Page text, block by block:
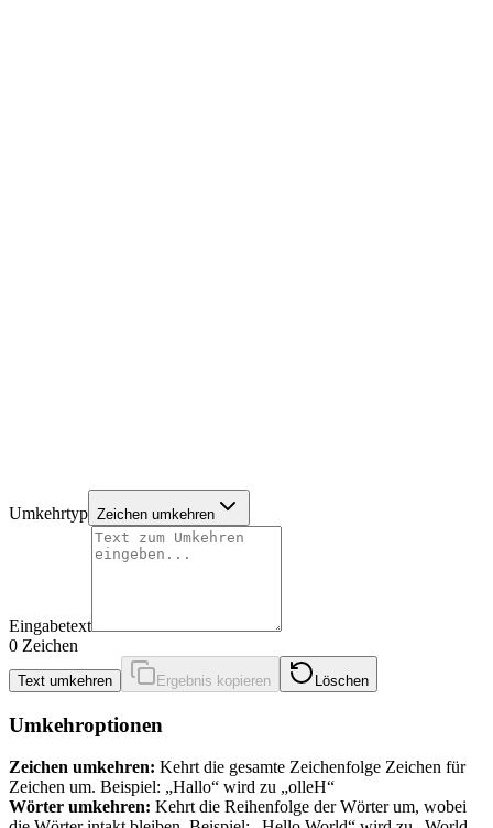
Umkehrtyp Zeichen umkehren
Eingabetext
0 Zeichen
Text umkehren Ergebnis kopieren Löschen
Umkehroptionen
Zeichen umkehren: Kehrt die gesamte Zeichenfolge Zeichen für
Zeichen um. Beispiel: „Hallo“ wird zu „olleH“
Wörter umkehren: Kehrt die Reihenfolge der Wörter um, wobei